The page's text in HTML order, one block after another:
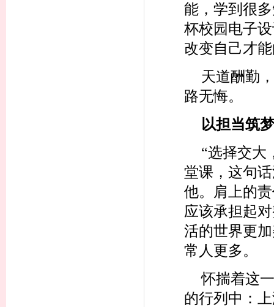
能，学到很
杯校园电子
改变自己才
天道酬勤
路无悔。
以担当筑
“选择交大
堂课，这句
他。肩上的
应该承担起
活的世界更
常人更多。
怀揣着这
的行列中：